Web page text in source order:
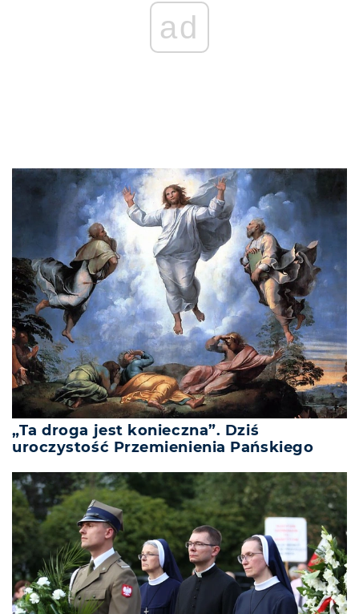
ad
„Ta droga jest konieczna”. Dziś
uroczystość Przemienienia Pańskiego